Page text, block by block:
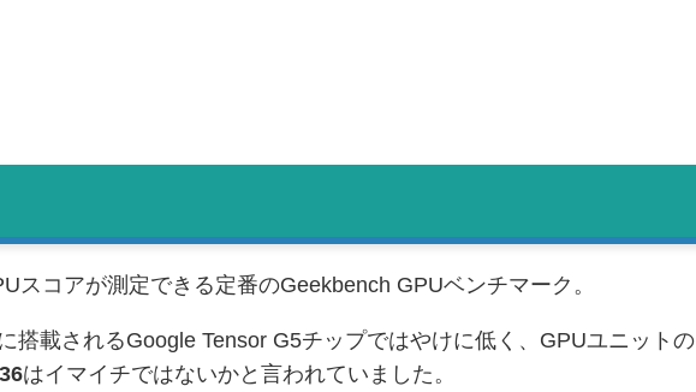
スコアが測定できる定番のGeekbench GPUベンチマーク。
搭載されるGoogle Tensor G5チップではやけに低く、GPUユニットの
はイマイチではないかと言われていました。